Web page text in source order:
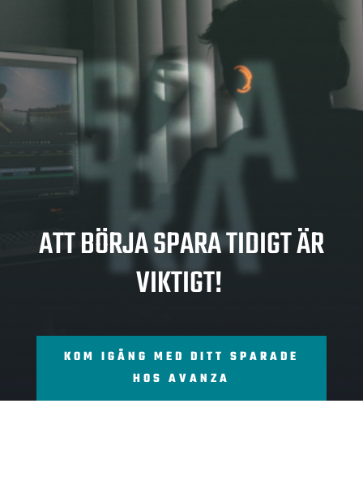
SPA
RA
ATT BÖRJA SPARA TIDIGT ÄR
VIKTIGT!
KOM IGÅNG MED DITT SPARADE
HOS AVANZA